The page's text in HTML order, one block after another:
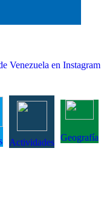
Venezuela en Instagram
Actividades Geografía